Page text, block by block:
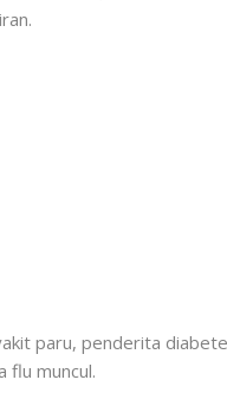
paru, penderita
flu muncul.